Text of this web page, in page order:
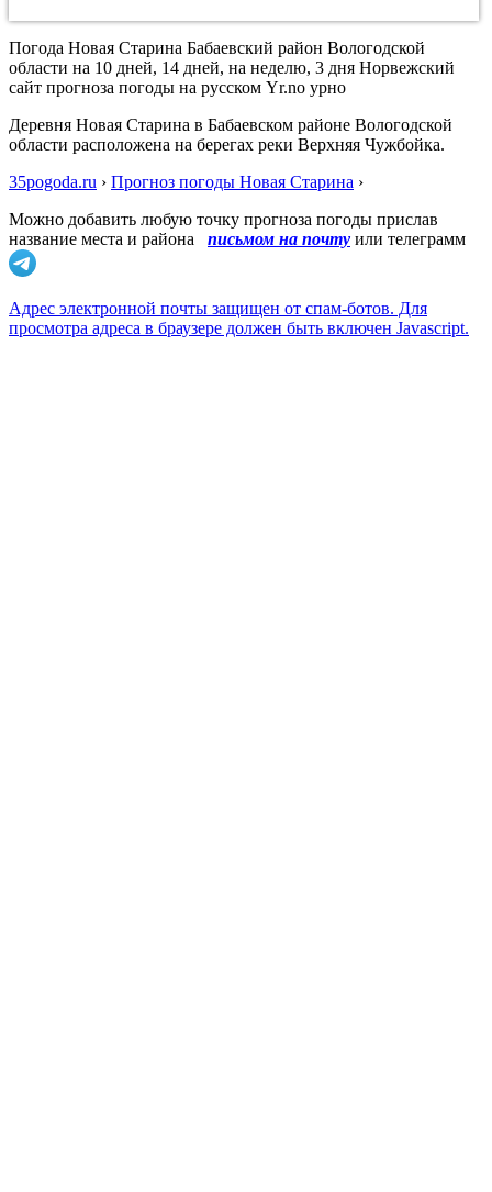
Погода Новая Старина Бабаевский район Вологодской
области на 10 дней, 14 дней, на неделю, 3 дня Норвежский
сайт прогноза погоды на русском Yr.no урно
Деревня Новая Старина в Бабаевском районе Вологодской
области расположена на берегах реки Верхняя Чужбойка.
35pogoda.ru › Прогноз погоды Новая Старина ›
Можно добавить любую точку прогноза погоды прислав
название места и района
письмом на почту или телеграмм
Адрес электронной почты защищен от спам-ботов. Для
просмотра адреса в браузере должен быть включен Javascript.